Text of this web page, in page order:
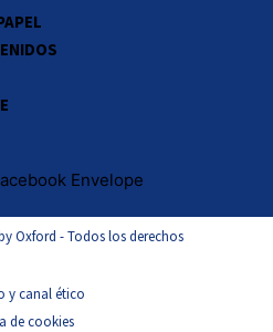
Envelope
Oxford - Todos los derechos
y canal ético
de cookies